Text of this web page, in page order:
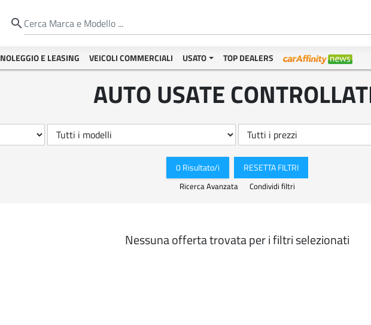
search
NOLEGGIO E LEASING VEICOLI COMMERCIALI USATO TOP DEALERS
AUTO USATE
0 Risultato/i RESETTA FILTRI
Ricerca Avanzata Condividi filtri
Nessuna offerta trovata per i filtri selezionati